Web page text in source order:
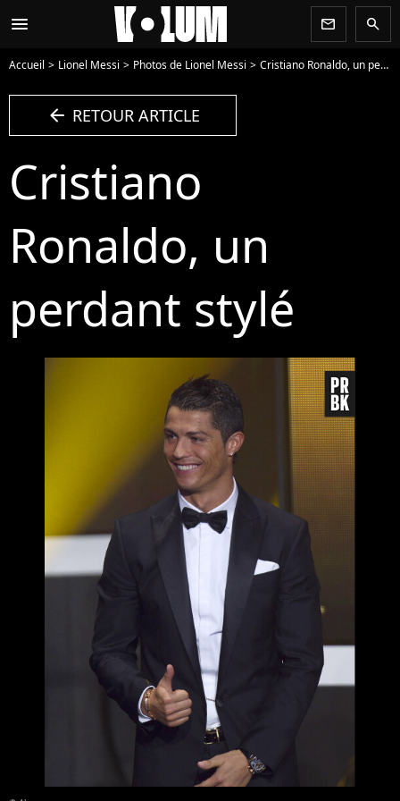
menu newsletter search
Accueil Lionel Messi Photos de Lionel Messi Cristiano Ronaldo, un perdant stylé - Photo
arrow_left RETOUR ARTICLE
Cristiano
Ronaldo, un
perdant stylé